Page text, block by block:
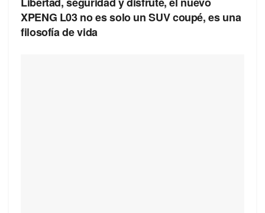
XPENG L03 no es solo un SUV coupé, es una
filosofía de vida